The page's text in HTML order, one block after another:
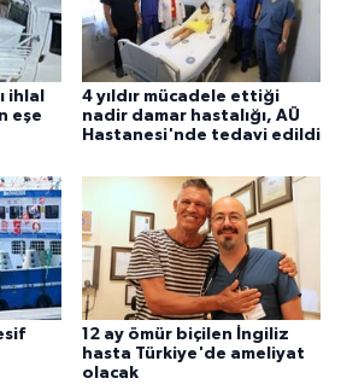
ihlal
eşe
4 yıldır mücadele ettiği
nadir damar hastalığı, AÜ
Hastanesi'nde tedavi edildi
12 ay ömür biçilen İngiliz
hasta Türkiye'de ameliyat
olacak